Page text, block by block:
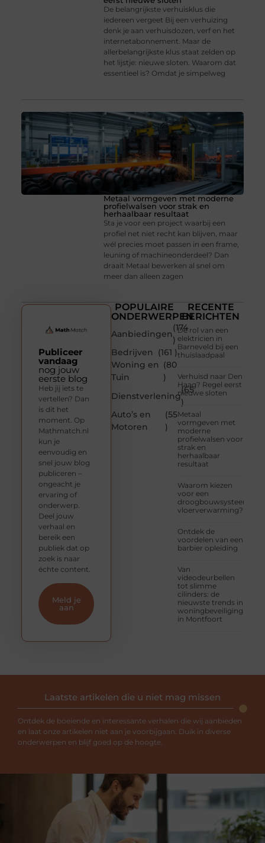
De belangrijkste verhuisklus die
iedereen vergeet Bij een verhuizing
denk je aan verhuisdozen, verf en het
internetabonnement. Maar de
allerbelangrijkste klus staat zelden op
het lijstje: nieuwe sloten. Waarom dat
essentieel is? Omdat je simpelweg
Metaal vormgeven met moderne
profielwalsen voor strak en
herhaalbaar resultaat
Sta je voor een project waarbij een
profiel net niet recht kan blijven, maar
wél precies moet passen in een frame,
leuning of machineonderdeel? Dan
draait Metaal bewerken al snel om
meer dan alleen zagen
POPULAIRE
ONDERWERPEN
Aanbiedingen
(174
)
Bedrijven
(161 )
Woning en
Tuin
(80
)
Dienstverlening
(65
)
Auto’s en
Motoren
(55
)
RECENTE
BERICHTEN
De rol van een
elektricien in
Barneveld bij een
thuislaadpaal
Verhuisd naar Den
Haag? Regel eerst
nieuwe sloten
Metaal
vormgeven met
moderne
profielwalsen voor
strak en
herhaalbaar
resultaat
Waarom kiezen
voor een
droogbouwsysteem
vloerverwarming?
Ontdek de
voordelen van een
barbier opleiding
Van
videodeurbellen
tot slimme
cilinders: de
nieuwste trends in
woningbeveiliging
in Montfoort
Publiceer
vandaag
nog jouw
eerste blog
Heb jij iets te
vertellen? Dan
is dit het
moment. Op
Mathmatch.nl
kun je
eenvoudig en
snel jouw blog
publiceren –
ongeacht je
ervaring of
onderwerp.
Deel jouw
verhaal en
bereik een
publiek dat op
zoek is naar
échte content.
Meld je
aan
Laatste artikelen die u niet mag missen
Ontdek de boeiende en interessante verhalen die wij aanbieden
en laat onze artikelen niet aan je voorbijgaan. Duik in diverse
onderwerpen en blijf goed op de hoogte.